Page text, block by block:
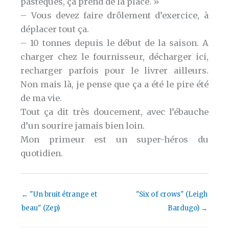
– Vous devez faire drôlement d’exercice, à
déplacer tout ça.
– 10 tonnes depuis le début de la saison. A
charger chez le fournisseur, décharger ici,
recharger parfois pour le livrer ailleurs.
Non mais là, je pense que ça a été le pire été
de ma vie.
Tout ça dit très doucement, avec l’ébauche
d’un sourire jamais bien loin.
Mon primeur est un super-héros du
quotidien.
← "Un bruit étrange et
beau" (Zep)
"Six of crows" (Leigh
Bardugo) →